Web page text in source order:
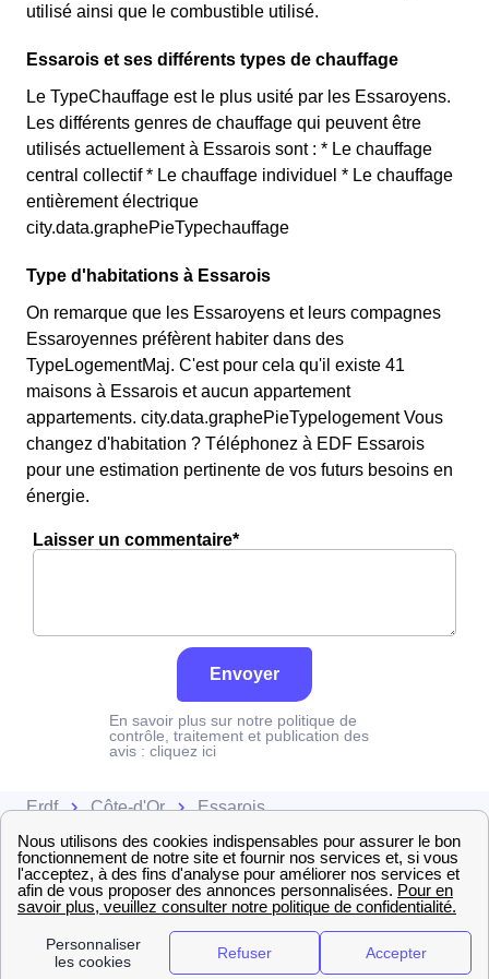
utilisé ainsi que le combustible utilisé.
Essarois et ses différents types de chauffage
Le TypeChauffage est le plus usité par les Essaroyens.
Les différents genres de chauffage qui peuvent être
utilisés actuellement à Essarois sont : * Le chauffage
central collectif * Le chauffage individuel * Le chauffage
entièrement électrique
city.data.graphePieTypechauffage
Type d'habitations à Essarois
On remarque que les Essaroyens et leurs compagnes
Essaroyennes préfèrent habiter dans des
TypeLogementMaj. C'est pour cela qu'il existe 41
maisons à Essarois et aucun appartement
appartements. city.data.graphePieTypelogement Vous
changez d'habitation ? Téléphonez à EDF Essarois
pour une estimation pertinente de vos futurs besoins en
énergie.
Laisser un commentaire*
Envoyer
En savoir plus sur notre politique de
contrôle, traitement et publication des
avis : cliquez ici
Erdf Côte-d'Or Essarois